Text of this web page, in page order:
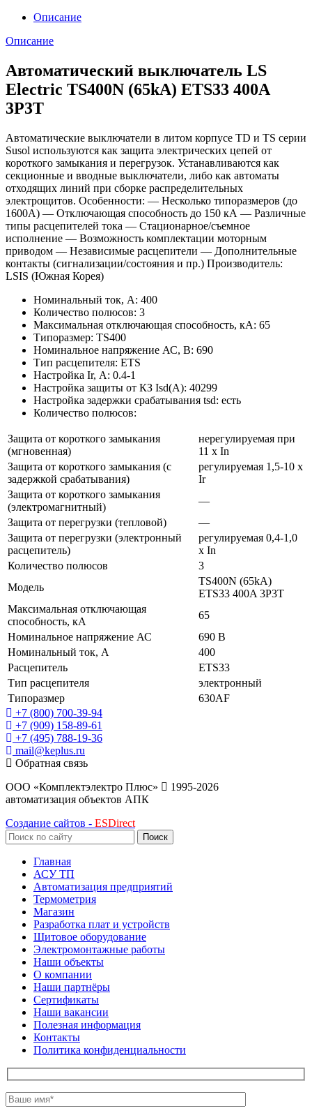
Описание
Описание
Автоматический выключатель LS
Electric TS400N (65kA) ETS33 400A
3P3T
Автоматические выключатели в литом корпусе TD и TS серии
Susol используются как защита электрических цепей от
короткого замыкания и перегрузок. Устанавливаются как
секционные и вводные выключатели, либо как автоматы
отходящих линий при сборке распределительных
электрощитов. Особенности: — Несколько типоразмеров (до
1600А) — Отключающая способность до 150 кА — Различные
типы расцепителей тока — Стационарное/съемное
исполнение — Возможность комплектации моторным
приводом — Независимые расцепители — Дополнительные
контакты (сигнализации/состояния и пр.) Производитель:
LSIS (Южная Корея)
Номинальный ток, А: 400
Количество полюсов: 3
Максимальная отключающая способность, кА: 65
Типоразмер: TS400
Номинальное напряжение АС, В: 690
Тип расцепителя: ETS
Настройка Ir, А: 0.4-1
Настройка защиты от КЗ Isd(А): 40299
Настройка задержки срабатывания tsd: есть
Количество полюсов:
Защита от короткого замыкания
(мгновенная)
нерегулируемая при
11 х In
Защита от короткого замыкания (с
задержкой срабатывания)
регулируемая 1,5-10 x
Ir
Защита от короткого замыкания
(электромагнитный)
—
Защита от перегрузки (тепловой)
—
Защита от перегрузки (электронный
расцепитель)
регулируемая 0,4-1,0
x In
Количество полюсов
3
Модель
TS400N (65kA)
ETS33 400A 3P3T
Максимальная отключающая
способность, кА
65
Номинальное напряжение АС
690 В
Номинальный ток, А
400
Расцепитель
ETS33
Тип расцепителя
электронный
Типоразмер
630AF
+7 (800) 700-39-94
+7 (909) 158-89-61
+7 (495) 788-19-36
mail@keplus.ru
Обратная связь
ООО «Комплектэлектро Плюс»
1995-2026
автоматизация объектов АПК
Создание сайтов - ESDirect
Поиск
Главная
АСУ ТП
Автоматизация предприятий
Термометрия
Магазин
Разработка плат и устройств
Щитовое оборудование
Электромонтажные работы
Наши объекты
О компании
Наши партнёры
Сертификаты
Наши вакансии
Полезная информация
Контакты
Политика конфиденциальности